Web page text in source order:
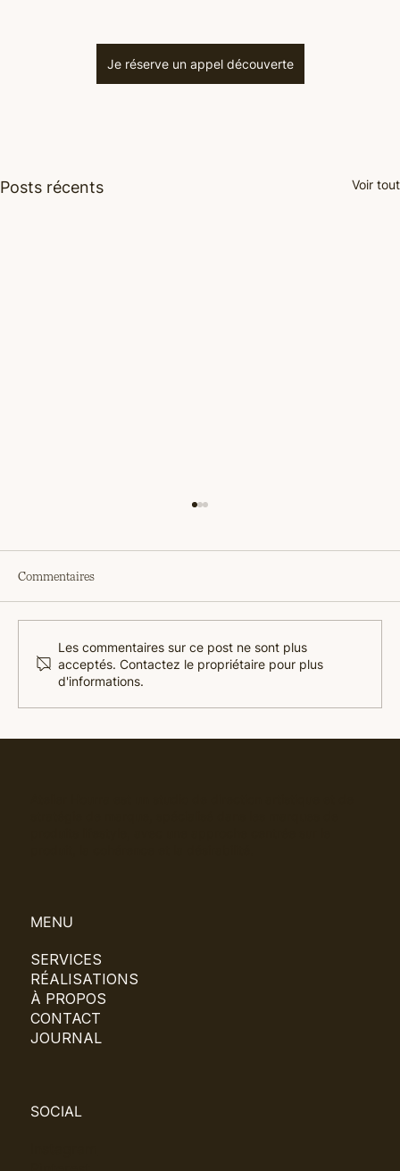
Je réserve un appel découverte
Posts récents Voir tout
Analyse concurrentielle produit : la méthode
Commentaires
Les commentaires sur ce post ne sont plus
acceptés. Contactez le propriétaire pour plus
d'informations.
MENU
SERVICES
RÉALISATIONS
À PROPOS
CONTACT
JOURNAL
SOCIAL